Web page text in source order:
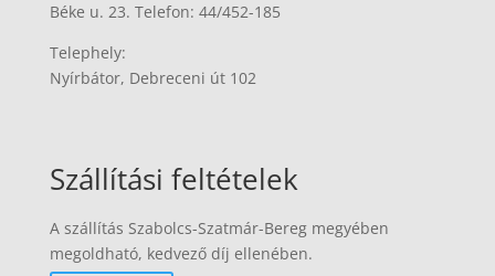
Béke u. 23. Telefon: 44/452-185
Telephely:
Nyírbátor, Debreceni út 102
Szállítási feltételek
A szállítás Szabolcs-Szatmár-Bereg megyében
megoldható, kedvező díj ellenében.